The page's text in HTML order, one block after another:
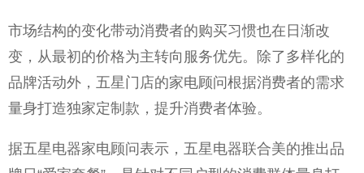
市场结构的变化带动消费者的购买习惯也在日渐改
变，从最初的价格为主转向服务优先。除了多样化的
品牌活动外，五星门店的家电顾问根据消费者的需求
量身打造独家定制款，提升消费者体验。
据五星电器家电顾问表示，五星电器联合美的推出品